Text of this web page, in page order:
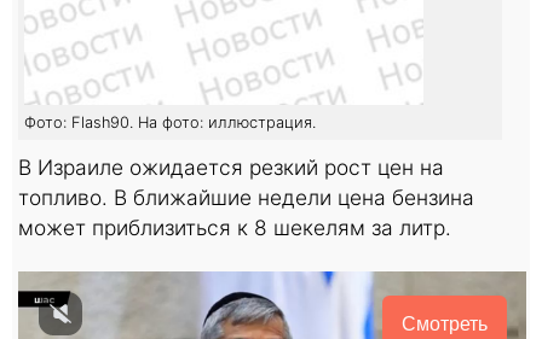
Фото: Flash90. На фото: иллюстрация.
В Израиле ожидается резкий рост цен на
топливо. В ближайшие недели цена бензина
может приблизиться к 8 шекелям за литр.
Смотреть